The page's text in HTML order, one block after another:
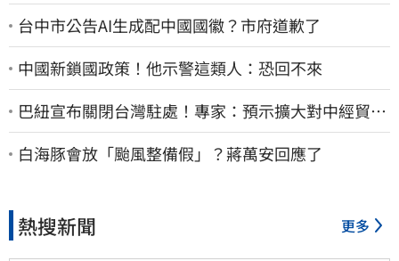
台中市公告AI生成配中國國徽？市府道歉了
中國新鎖國政策！他示警這類人：恐回不來
巴紐宣布關閉台灣駐處！專家：預示擴大對中經貿合
作
白海豚會放「颱風整備假」？蔣萬安回應了
熱搜新聞 更多